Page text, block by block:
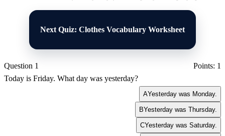
Next Quiz: Clothes Vocabulary Worksheet
Question 1
Points: 1
Today is Friday. What day was yesterday?
AYesterday was Monday.
BYesterday was Thursday.
CYesterday was Saturday.